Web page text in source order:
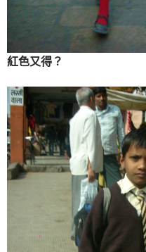
紅色又得？